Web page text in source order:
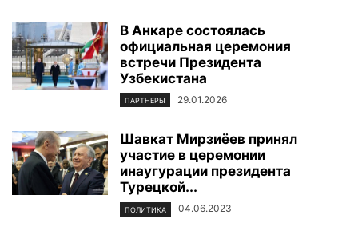
В Анкаре состоялась
официальная церемония
встречи Президента
Узбекистана
ПАРТНЕРЫ 29.01.2026
Шавкат Мирзиёев принял
участие в церемонии
инаугурации президента
Турецкой...
ПОЛИТИКА 04.06.2023